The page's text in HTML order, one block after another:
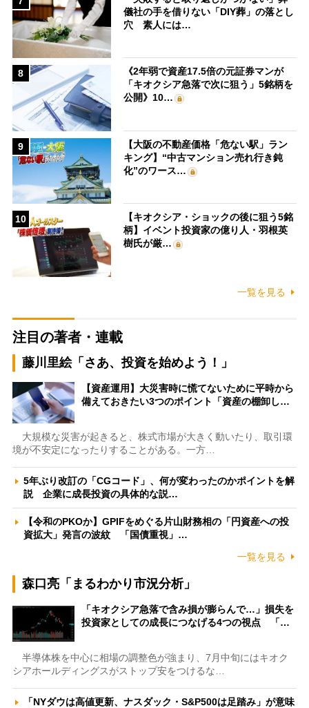
儀社の手を借りない「DIY葬」の落とし
穴 素人には…
8
《2年弱で資産17.5倍の元証券マンが
「キオクシア急落で次に狙う」5銘柄を
公開》10…
9
【大阪の不動産価格「危ない駅」ラン
キング】“中古マンション売れ行き鈍
化”のワース…
10
【キオクシア・ショックの後に狙う5銘
柄】イベント投資家の億り人・羽根英
樹氏が厳…
一覧を見る
注目の著者・連載
藤川里絵「さあ、投資を始めよう！」
【資産運用】大災害時に慌てないために平時から
備えておきたい3つのポイント「資産の棚卸し…
大規模な災害が起きると、株式市場が大きく動いたり、取引環
境が不安定になったりすることがある。一方…
5年ぶり改訂の「CGコード」、何が変わったのかポイントを解
説 企業に成長投資の具体的な説…
【令和のPKOか】GPIFをめぐる片山財務相の「円資産への投
資拡大」発言の波紋 「国債重視」…
一覧を見る
森口亮「まるわかり市況分析」
「キオクシア急落で含み損が膨らんで…」損失を
投資家としての成長につなげる4つの視点 「…
半導体株を中心に相場の調整色が強まり、7月中旬にはキオク
シアホールディングスがストップ安をつけるな…
「NYダウは高値更新、ナスダック・S&P500は足踏み」が意味